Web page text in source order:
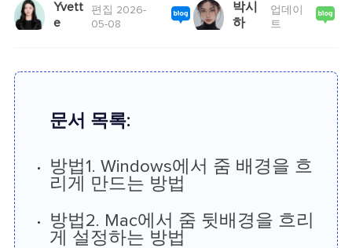
Yvett
e
편집 2026-
05-08
박시
하
업데이
트
문서 목록:
방법1. Windows에서 줌 배경을 흐
리게 만드는 방법
방법2. Mac에서 줌 뒷배경을 흐리
게 설정하는 방법